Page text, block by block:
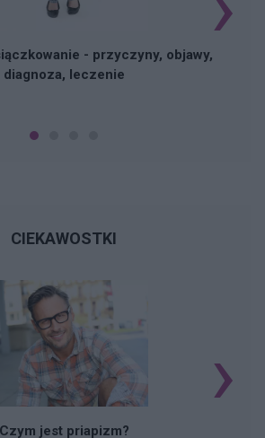
- przyczyny, objawy,
diagnoza, leczenie
CIEKAWOSTKI
Czym jest priapizm?
›